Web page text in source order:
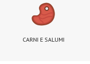
CARNI E SALUMI